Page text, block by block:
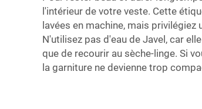
l'intérieur de votre veste. Cette
lavées en machine, mais
N'utilisez pas d'eau de Javel, car
que de recourir au sèche-linge. Si
la garniture ne devienne trop